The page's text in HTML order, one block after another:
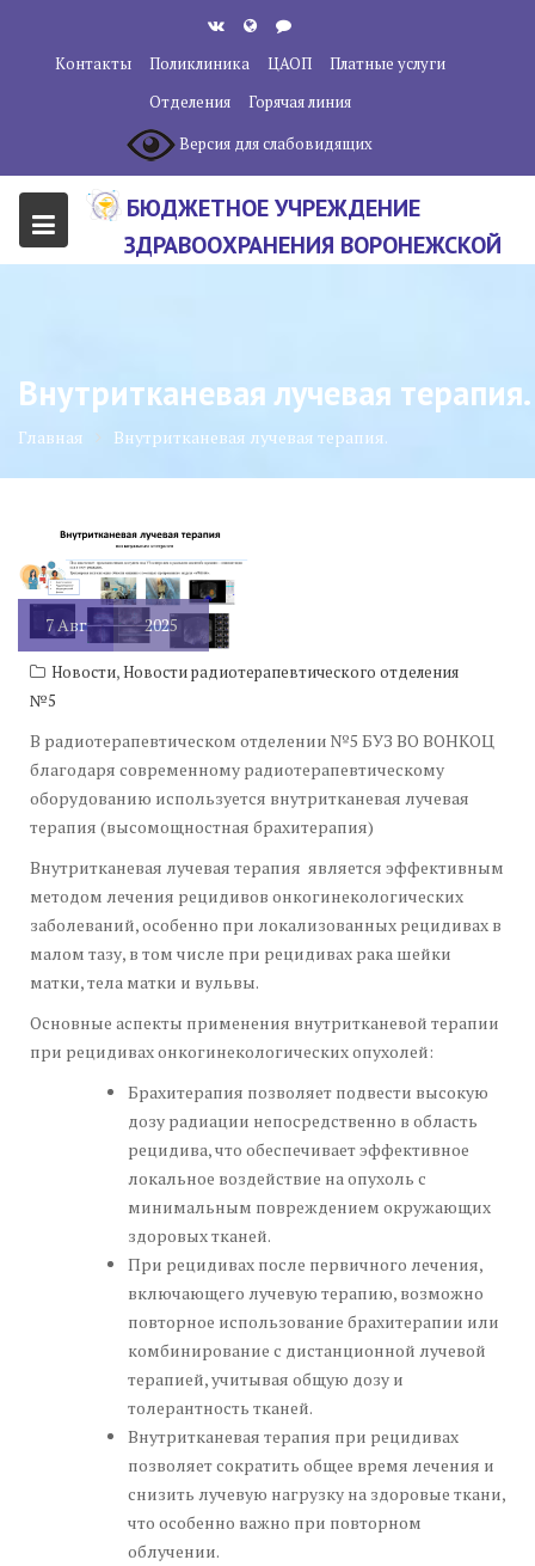
содержанию
Контакты Поликлиника ЦАОП
Платные услуги
Отделения
Горячая линия
Версия для слабовидящих
БЮДЖЕТНОЕ УЧРЕЖДЕНИЕ
ЗДРАВООХРАНЕНИЯ ВОРОНЕЖСКОЙ
ЦЕНТР"
Внутритканевая лучевая терапия.
Главная Внутритканевая лучевая терапия.
7Авг 2025
Новости,Новости радиотерапевтического отделения
№5
В радиотерапевтическом отделении №5 БУЗ ВО ВОНКОЦ
благодаря современному радиотерапевтическому
оборудованию используется внутритканевая лучевая
терапия (высомощностная брахитерапия)
Внутритканевая лучевая терапия является эффективным
методом лечения рецидивов онкогинекологических
заболеваний, особенно при локализованных рецидивах в
малом тазу, в том числе при рецидивах рака шейки
матки, тела матки и вульвы.
Основные аспекты применения внутритканевой терапии
при рецидивах онкогинекологических опухолей:
Брахитерапия позволяет подвести высокую
дозу радиации непосредственно в область
рецидива, что обеспечивает эффективное
локальное воздействие на опухоль с
минимальным повреждением окружающих
здоровых тканей.
При рецидивах после первичного лечения,
включающего лучевую терапию, возможно
повторное использование брахитерапии или
комбинирование с дистанционной лучевой
терапией, учитывая общую дозу и
толерантность тканей.
Внутритканевая терапия при рецидивах
позволяет сократить общее время лечения и
снизить лучевую нагрузку на здоровые ткани,
что особенно важно при повторном
облучении.